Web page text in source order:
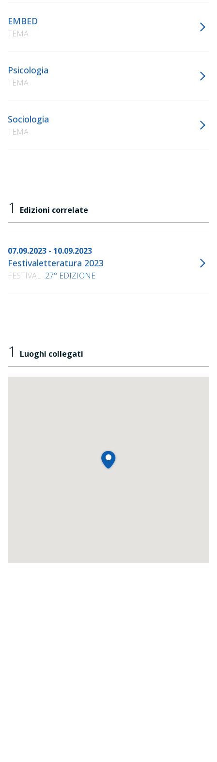
EMBED
TEMA
Psicologia
TEMA
Sociologia
TEMA
1 Edizioni correlate
07.09.2023 - 10.09.2023
Festivaletteratura 2023
FESTIVAL 27° EDIZIONE
1 Luoghi collegati